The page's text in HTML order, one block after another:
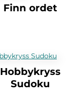
Finn ordet
Hobbykryss
Sudoku